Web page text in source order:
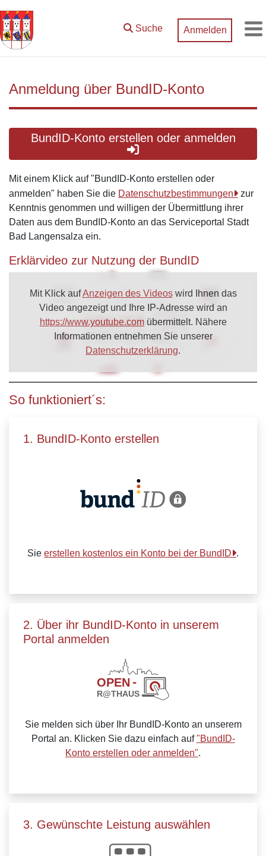
Zum Hauptinhalt springen
Suche Anmelden
Anmeldung über BundID-Konto
BundID-Konto erstellen oder anmelden
Mit einem Klick auf "BundID-Konto erstellen oder
anmelden" haben Sie die Datenschutzbestimmungen
zur
Kenntnis genommen und willigen der Übermittlung ihrer
Daten aus dem BundID-Konto an das Serviceportal Stadt
Bad Langensalza ein.
Erklärvideo zur Nutzung der BundID
Mit Klick aufAnzeigen des Videoswird Ihnen das
Video angezeigt und Ihre IP-Adresse wird an
https://www.youtube.comübermittelt. Nähere
Informationen entnehmen Sie unserer
Datenschutzerklärung.
So funktioniert´s:
1. BundID-Konto erstellen
Sie erstellen kostenlos ein Konto bei der BundID .
2. Über ihr BundID-Konto in unserem
Portal anmelden
Sie melden sich über Ihr BundID-Konto an unserem
Portal an. Klicken Sie dazu einfach auf"BundID-
Konto erstellen oder anmelden".
3. Gewünschte Leistung auswählen